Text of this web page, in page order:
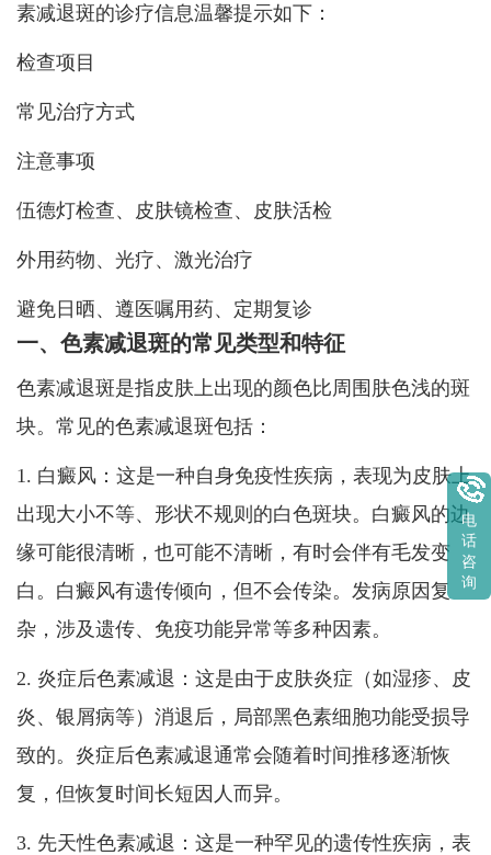
素减退斑的诊疗信息温馨提示如下：
检查项目
常见治疗方式
注意事项
伍德灯检查、皮肤镜检查、皮肤活检
外用药物、光疗、激光治疗
避免日晒、遵医嘱用药、定期复诊
一、色素减退斑的常见类型和特征
色素减退斑是指皮肤上出现的颜色比周围肤色浅的斑
块。常见的色素减退斑包括：
1. 白癜风：这是一种自身免疫性疾病，表现为皮肤上
出现大小不等、形状不规则的白色斑块。白癜风的边
缘可能很清晰，也可能不清晰，有时会伴有毛发变
白。白癜风有遗传倾向，但不会传染。发病原因复
杂，涉及遗传、免疫功能异常等多种因素。
2. 炎症后色素减退：这是由于皮肤炎症（如湿疹、皮
炎、银屑病等）消退后，局部黑色素细胞功能受损导
致的。炎症后色素减退通常会随着时间推移逐渐恢
复，但恢复时间长短因人而异。
3. 先天性色素减退：这是一种罕见的遗传性疾病，表
电
话
咨
询